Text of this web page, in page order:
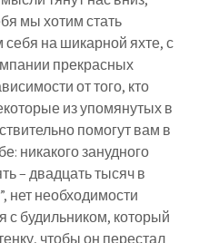
мы хотим стать
на шикарной яхте, с
прекрасных
от того, кто
из упомянутых в
помогут вам в
никакого занудного
– двадцать тысяч в
нет необходимости
с будильником, который
чтобы он перестал